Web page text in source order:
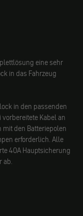
eine sehr
in das Fahrzeug
in den passenden
Kabel an
den Batteriepolen
erforderlich. Alle
40A Hauptsicherung
ab.